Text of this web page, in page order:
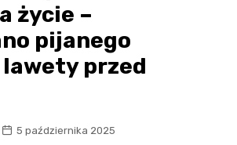
życie –
pijanego
przed
5 października 2025